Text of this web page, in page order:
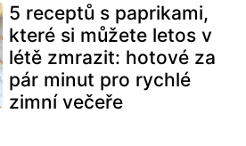
5 receptů s paprikami,
které si můžete letos v
létě zmrazit: hotové za
pár minut pro rychlé
zimní večeře